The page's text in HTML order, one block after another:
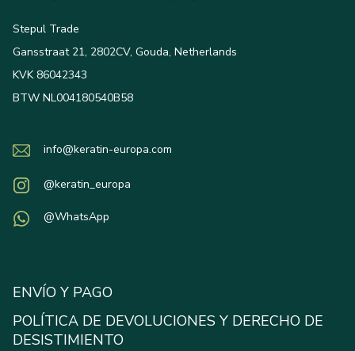
Stepul Trade
Gansstraat 21, 2802CV, Gouda, Netherlands
KVK 86042343
BTW NL004180540B58
info@keratin-europa.com
@keratin_europa
@WhatsApp
ENVÍO Y PAGO
POLÍTICA DE DEVOLUCIONES Y DERECHO DE
DESISTIMIENTO